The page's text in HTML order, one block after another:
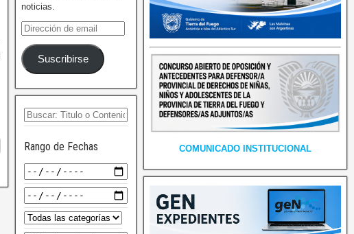
noticias.
Suscribirse
Rango de Fechas COMUNICADO INSTITUCIONAL